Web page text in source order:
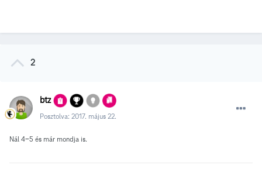
2
btz
Posztolva: 2017. május 22.
Nál 4-5 és már mondja is.